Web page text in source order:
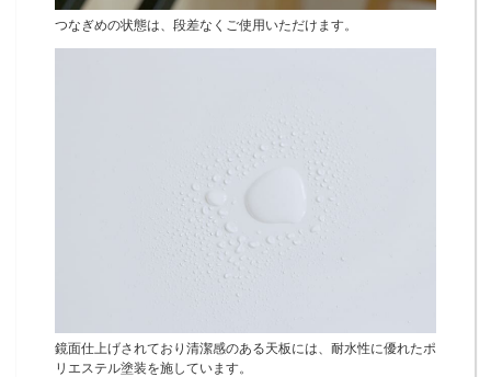
つなぎめの状態は、段差なくご使用いただけます。
鏡面仕上げされており清潔感のある天板には、耐水性に優れたポ
リエステル塗装を施しています。